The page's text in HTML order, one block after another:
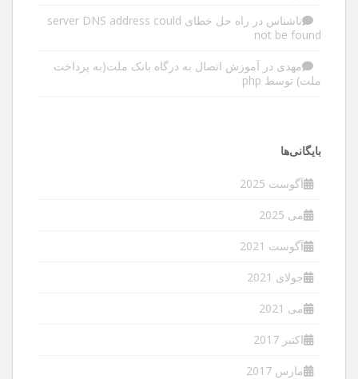
ناشناس در
راه حل خطای server DNS address could
not be found
مهدی در آموزش اتصال به درگاه بانک ملت(به پرداخت
ملت) توسط php
بایگانی‌ها
آگوست 2025
می 2025
آگوست 2021
جولای 2021
می 2021
اکتبر 2017
مارس 2017